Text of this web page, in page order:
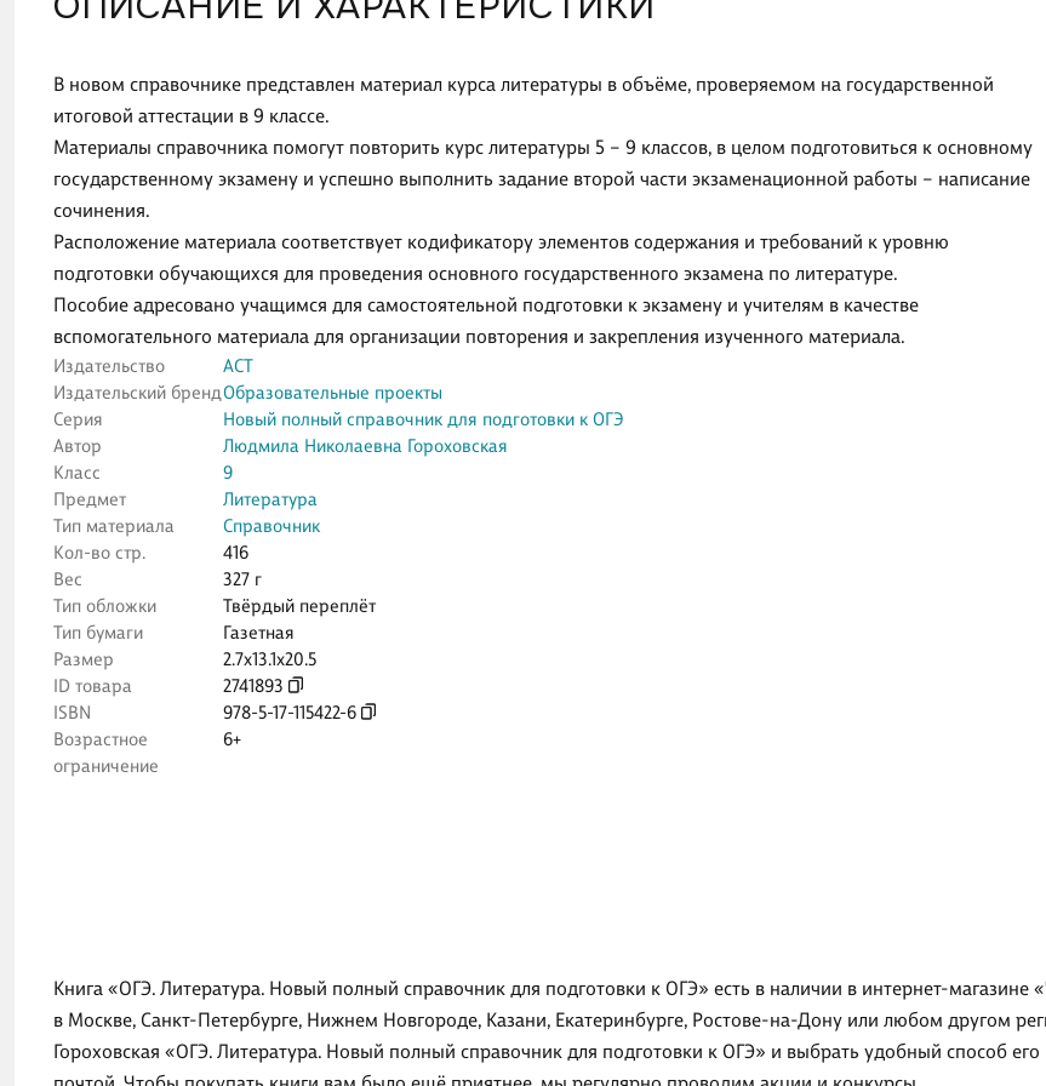
В новом справочнике представлен материал курса литературы в объёме, проверяемом на государственной
итоговой аттестации в 9 классе.
Материалы справочника помогут повторить курс литературы 5 – 9 классов, в целом подготовиться к основному
государственному экзамену и успешно выполнить задание второй части экзаменационной работы – написание
сочинения.
Расположение материала соответствует кодификатору элементов содержания и требований к уровню
подготовки обучающихся для проведения основного государственного экзамена по литературе.
Пособие адресовано учащимся для самостоятельной подготовки к экзамену и учителям в качестве
вспомогательного материала для организации повторения и закрепления изученного материала.
Издательство
АСТ
Издательский брендОбразовательные проекты
Серия
Новый полный справочник для подготовки к ОГЭ
Автор
Людмила Николаевна Гороховская
Класс
9
Предмет
Литература
Тип материала
Справочник
Кол-во стр.
416
Вес
327 г
Тип обложки
Твёрдый переплёт
Тип бумаги
Газетная
Размер
2.7x13.1x20.5
ID товара
2741893
ISBN
978-5-17-115422-6
Возрастное
ограничение
6+
Книга «ОГЭ. Литература. Новый полный справочник для подготовки к ОГЭ» есть в наличии в интернет-магазине
в Москве, Санкт-Петербурге, Нижнем Новгороде, Казани, Екатеринбурге, Ростове-на-Дону или любом другом
Гороховская «ОГЭ. Литература. Новый полный справочник для подготовки к ОГЭ» и выбрать удобный способ